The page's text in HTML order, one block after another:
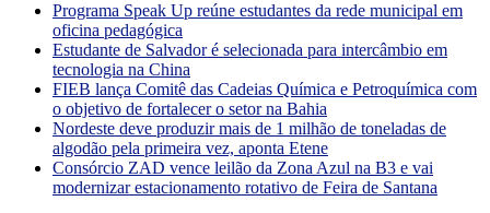
Programa Speak Up reúne estudantes da rede municipal em
oficina pedagógica
Estudante de Salvador é selecionada para intercâmbio em
tecnologia na China
FIEB lança Comitê das Cadeias Química e Petroquímica com
o objetivo de fortalecer o setor na Bahia
Nordeste deve produzir mais de 1 milhão de toneladas de
algodão pela primeira vez, aponta Etene
Consórcio ZAD vence leilão da Zona Azul na B3 e vai
modernizar estacionamento rotativo de Feira de Santana